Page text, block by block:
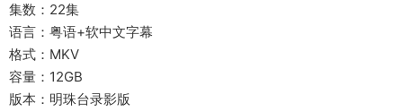
集数：22集
语言：粤语+软中文字幕
格式：MKV
容量：12GB
版本：明珠台录影版